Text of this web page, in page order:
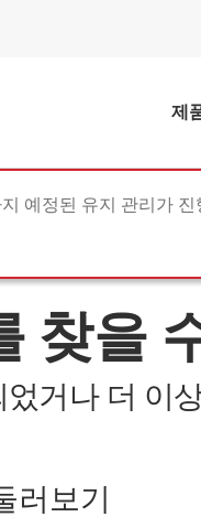
제
예정된 유지 관리가
찾을
거나 더 이
러보기